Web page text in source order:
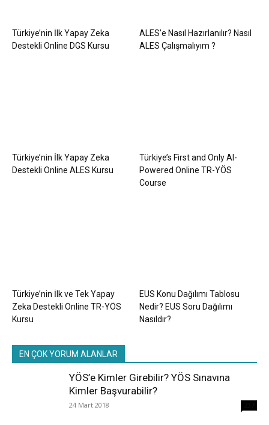
Türkiye’nin İlk Yapay Zeka
Destekli Online DGS Kursu
ALES’e Nasıl Hazırlanılır? Nasıl
ALES Çalışmalıyım ?
Türkiye’nin İlk Yapay Zeka
Destekli Online ALES Kursu
Türkiye’s First and Only AI-
Powered Online TR-YÖS
Course
Türkiye’nin İlk ve Tek Yapay
Zeka Destekli Online TR-YÖS
Kursu
EUS Konu Dağılımı Tablosu
Nedir? EUS Soru Dağılımı
Nasıldır?
EN ÇOK YORUM ALANLAR
YÖS’e Kimler Girebilir? YÖS Sınavına
Kimler Başvurabilir?
24 Mart 2018